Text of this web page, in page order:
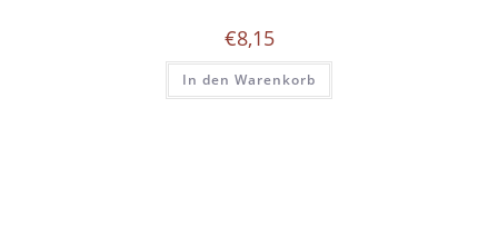
€8,15
In den Warenkorb